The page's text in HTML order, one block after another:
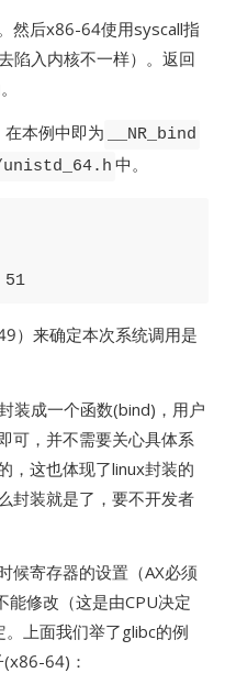
然后x86-64使用syscall指
陷入内核不一样）。返回
在本例中即为 __NR_bind
中。
51
）来确定本次系统调用是
装成一个函数(bind)，用户
可，并不需要关心具体系
，这也体现了linux封装的
封装就是了，要不开发者
候寄存器的设置（AX必须
能修改（这是由CPU决定
上面我们举了glibc的例
64)：